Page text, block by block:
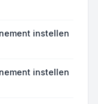
instellen
instellen